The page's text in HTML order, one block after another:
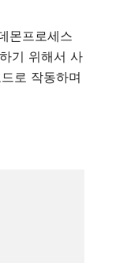
몬프로세스
기 위해서 사
로 작동하며